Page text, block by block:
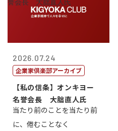
2026.07.24
企業家倶楽部アーカイブ
【私の信条】オンキヨー
名誉会長 大朏直人氏
当たり前のことを当たり前
に、倦むことなく